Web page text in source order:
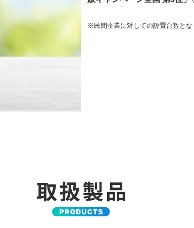
※民間企業に対しての設置台数とな